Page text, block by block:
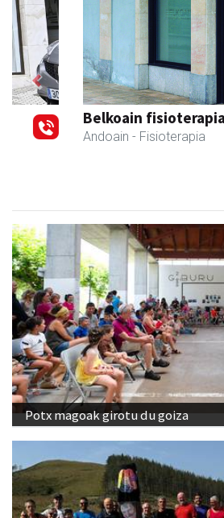
Belkoain fisioterapia zerbitzua
Andoain - Fisioterapia
Previous
Potx magoak girotu du goiza